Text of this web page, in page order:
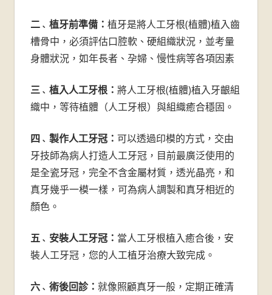
二、 植牙前準備： 植牙是將人工牙根(植體)植入齒
槽骨中，必須評估口腔軟、硬組織狀況，並考量
身體狀況，如年長者、孕婦、慢性病等各項因素
三、 植入人工牙根： 將人工牙根(植體)植入牙齦組
織中，等待植體（人工牙根）與組織癒合穩固。
四、 製作人工牙冠： 可以透過印模的方式，交由
牙技師為病人打造人工牙冠，目前最廣泛使用的
是全瓷牙冠，完全不含金屬材質，透光晶亮，和
真牙幾乎一模一樣，可為病人調製和真牙相近的
顏色。
五、 安裝人工牙冠： 當人工牙根植入癒合後，安
裝人工牙冠，您的人工植牙治療大致完成。
六、 術後回診： 就像照顧真牙一般，定期正確清